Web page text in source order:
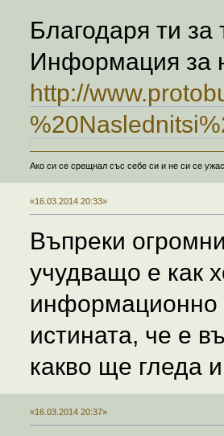
Благодаря ти
Информация за
http://
Ако си се срещнал със себе си и не си се
«16.03.2014 20:33»
Въпреки
учудващо е как
информационно
истината, че е
какво ще гледа
«16.03.2014 20:37»